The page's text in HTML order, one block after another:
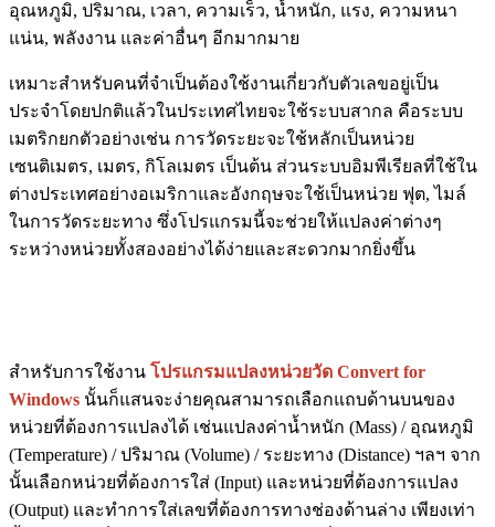
อุณหภูมิ, ปริมาณ, เวลา, ความเร็ว, น้ำหนัก, แรง, ความหนา
แน่น, พลังงาน และค่าอื่นๆ อีกมากมาย
เหมาะสำหรับคนที่จำเป็นต้องใช้งานเกี่ยวกับตัวเลขอยู่เป็น
ประจำโดยปกติแล้วในประเทศไทยจะใช้ระบบสากล คือระบบ
เมตริกยกตัวอย่างเช่น การวัดระยะจะใช้หลักเป็นหน่วย
เซนติเมตร, เมตร, กิโลเมตร เป็นต้น ส่วนระบบอิมพีเรียลที่ใช้ใน
ต่างประเทศอย่างอเมริกาและอังกฤษจะใช้เป็นหน่วย ฟุต, ไมล์
ในการวัดระยะทาง ซึ่งโปรแกรมนี้จะช่วยให้แปลงค่าต่างๆ
ระหว่างหน่วยทั้งสองอย่างได้ง่ายและสะดวกมากยิ่งขึ้น
สำหรับการใช้งาน โปรแกรมแปลงหน่วยวัด Convert for
Windows นั้นก็แสนจะง่ายคุณสามารถเลือกแถบด้านบนของ
หน่วยที่ต้องการแปลงได้ เช่นแปลงค่าน้ำหนัก (Mass) / อุณหภูมิ
(Temperature) / ปริมาณ (Volume) / ระยะทาง (Distance) ฯลฯ จาก
นั้นเลือกหน่วยที่ต้องการใส่ (Input) และหน่วยที่ต้องการแปลง
(Output) และทำการใส่เลขที่ต้องการทางช่องด้านล่าง เพียงเท่า